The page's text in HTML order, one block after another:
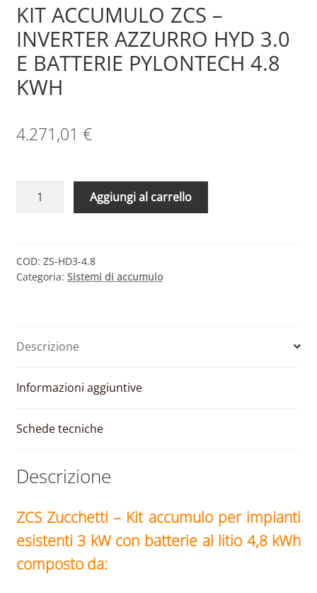
KIT ACCUMULO ZCS –
INVERTER AZZURRO HYD 3.0
E BATTERIE PYLONTECH 4.8
KWH
4.271,01 €
INVERTER
AZZURRO
BATTERIE
4.8
Aggiungi al carrello
COD: ZS-HD3-4.8
Categoria: Sistemi di accumulo
Descrizione
Informazioni aggiuntive
Schede tecniche
Descrizione
ZCS Zucchetti – Kit accumulo per impianti
esistenti 3 kW con batterie al litio 4,8 kWh
composto da: